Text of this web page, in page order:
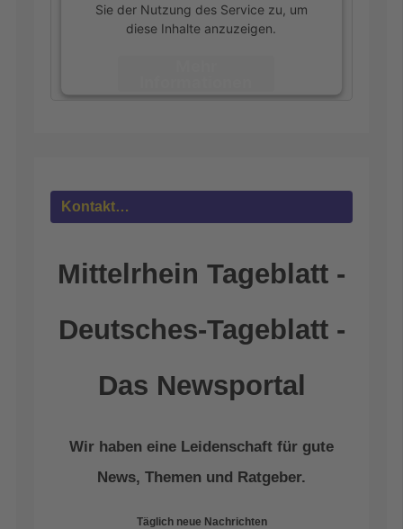
Sie der Nutzung des Service zu, um
diese Inhalte anzuzeigen.
Kontakt…
Mittelrhein Tageblatt -
Deutsches-Tageblatt -
Das Newsportal
Wir haben eine Leidenschaft für gute
News, Themen und Ratgeber.
Täglich neue Nachrichten